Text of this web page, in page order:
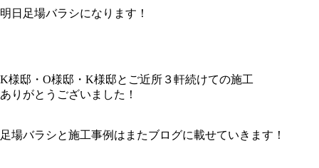
明日足場バラシになります！
K様邸・O様邸・K様邸とご近所３軒続けての施工
ありがとうございました！
足場バラシと施工事例はまたブログに載せていきます！